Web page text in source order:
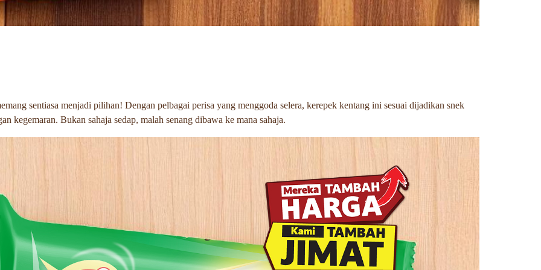
sentiasa menjadi pilihan! Dengan pelbagai perisa yang menggoda selera, kerepek kentang ini sesuai dijadikan snek
kegemaran. Bukan sahaja sedap, malah senang dibawa ke mana sahaja.